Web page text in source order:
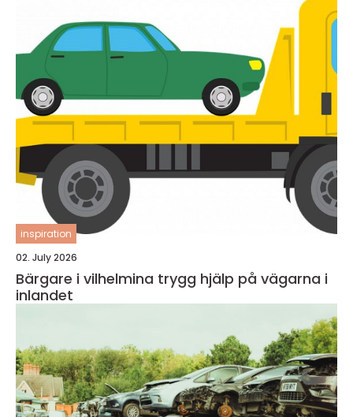
inspiration
02. July 2026
Bärgare i vilhelmina trygg hjälp på vägarna i
inlandet